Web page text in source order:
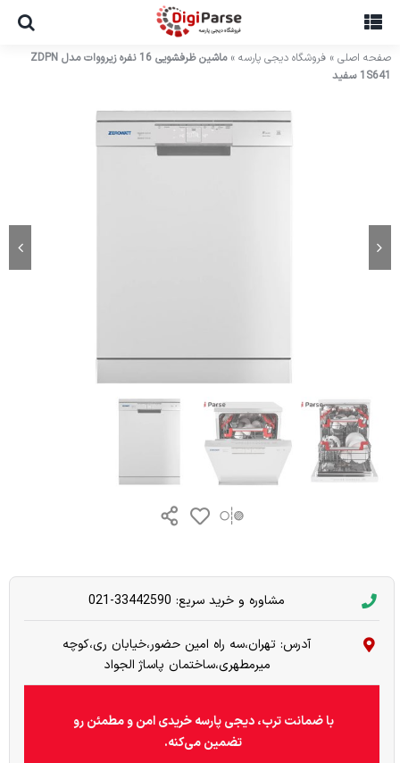
content
صفحه اصلی » فروشگاه دیجی پارسه »
ماشین ظرفشویی 16 نفره زیرووات مدل ZDPN
1S641 سفید
مشاوره و خرید سریع: 33442590-021
آدرس: تهران،سه راه امین حضور،خیابان ری،کوچه
میرمطهری،ساختمان پاساژ الجواد
با ضمانت ترب، دیجی پارسه خریدی امن و مطمئن رو
تضمین می‌کنه.